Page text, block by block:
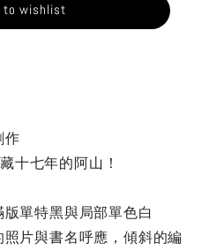
to wishlist
作
十七年的阿山！
單特黑與局部單色白
片與書名呼應，傾斜的編